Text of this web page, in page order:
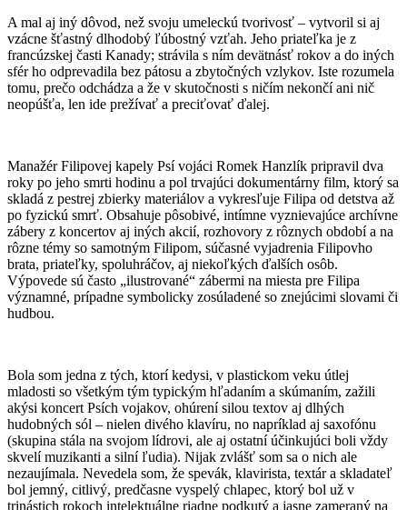
A mal aj iný dôvod, než svoju umeleckú tvorivosť – vytvoril si aj
vzácne šťastný dlhodobý ľúbostný vzťah. Jeho priateľka je z
francúzskej časti Kanady; strávila s ním devätnásť rokov a do iných
sfér ho odprevadila bez pátosu a zbytočných vzlykov. Iste rozumela
tomu, prečo odchádza a že v skutočnosti s ničím nekončí ani nič
neopúšťa, len ide prežívať a preciťovať ďalej.
Manažér Filipovej kapely Psí vojáci Romek Hanzlík pripravil dva
roky po jeho smrti hodinu a pol trvajúci dokumentárny film, ktorý sa
skladá z pestrej zbierky materiálov a vykresľuje Filipa od detstva až
po fyzickú smrť. Obsahuje pôsobivé, intímne vyznievajúce archívne
zábery z koncertov aj iných akcií, rozhovory z rôznych období a na
rôzne témy so samotným Filipom, súčasné vyjadrenia Filipovho
brata, priateľky, spoluhráčov, aj niekoľkých ďalších osôb.
Výpovede sú často „ilustrované“ zábermi na miesta pre Filipa
významné, prípadne symbolicky zosúladené so znejúcimi slovami či
hudbou.
Bola som jedna z tých, ktorí kedysi, v plastickom veku útlej
mladosti so všetkým tým typickým hľadaním a skúmaním, zažili
akýsi koncert Psích vojakov, ohúrení silou textov aj dlhých
hudobných sól – nielen divého klavíru, no napríklad aj saxofónu
(skupina stála na svojom lídrovi, ale aj ostatní účinkujúci boli vždy
skvelí muzikanti a silní ľudia). Nijak zvlášť som sa o nich ale
nezaujímala. Nevedela som, že spevák, klavirista, textár a skladateľ
bol jemný, citlivý, predčasne vyspelý chlapec, ktorý bol už v
trinástich rokoch intelektuálne riadne podkutý a jasne zameraný na